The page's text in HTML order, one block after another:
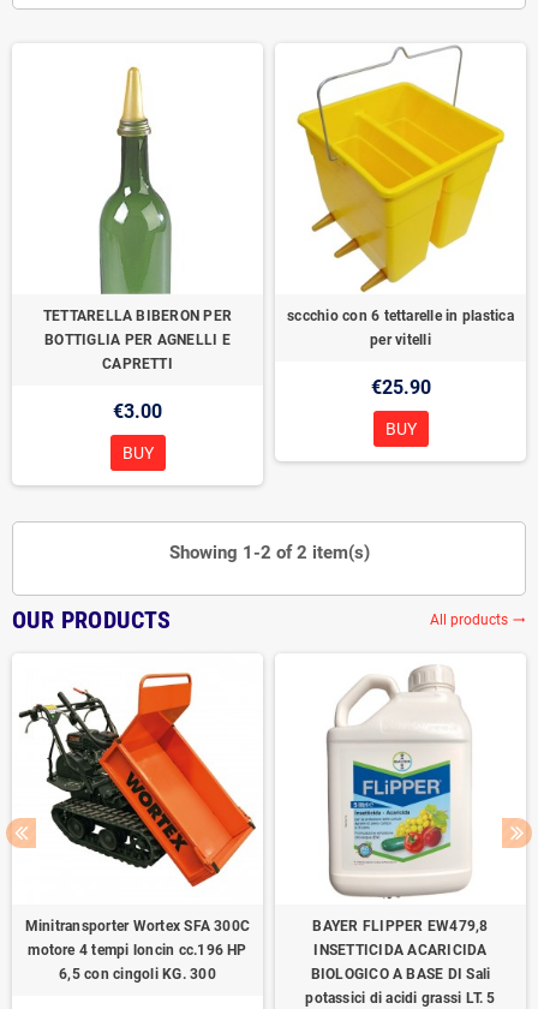
TETTARELLA BIBERON PER
BOTTIGLIA PER AGNELLI E
CAPRETTI
€3.00
BUY
sccchio con 6 tettarelle in plastica
per vitelli
€25.90
BUY
Showing 1-2 of 2 item(s)
OUR PRODUCTS All products trending_flat
Minitransporter Wortex SFA 300C
motore 4 tempi loncin cc.196 HP
6,5 con cingoli KG. 300
BAYER FLIPPER EW479,8
INSETTICIDA ACARICIDA
BIOLOGICO A BASE DI Sali
potassici di acidi grassi LT. 5